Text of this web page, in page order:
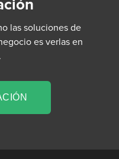
las soluciones de
es verlas en